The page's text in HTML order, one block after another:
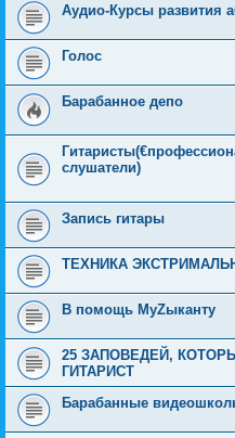
Аудио-Курсы развития
Голос
Барабанное депо
слушатели)
Запись гитары
ТЕХНИКА
В помощь МуZыканту
25 ЗАПОВЕДЕЙ,
ГИТАРИСТ
Барабанные